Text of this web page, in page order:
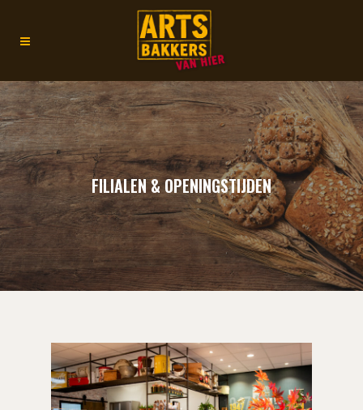
FILIALEN & OPENINGSTIJDEN